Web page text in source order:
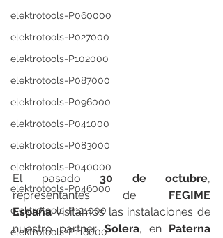
elektrotools-P060000
elektrotools-P027000
elektrotools-P102000
elektrotools-P087000
elektrotools-P096000
elektrotools-P041000
elektrotools-P083000
elektrotools-P040000
elektrotools-P046000
elektrotools-P121000
elektrotools-P118000
El pasado 30 de octubre,
representantes de FEGIME
España visitamos las instalaciones de
nuestro partner Solera, en Paterna